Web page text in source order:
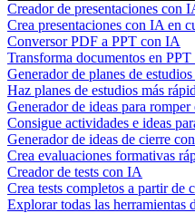
Creador de presentaciones con
Crea presentaciones con IA en
Conversor PDF a PPT con IA
Transforma documentos en
Generador de planes de
Haz planes de estudios más
Generador de ideas para
Consigue actividades e ideas
Generador de ideas de cierre
Crea evaluaciones formativas
Creador de tests con IA
Crea tests completos a partir de
Explorar todas las herramientas